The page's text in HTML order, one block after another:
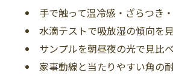
手で触って温冷感・ざらつき
水滴テストで吸放湿の傾向を
サンプルを朝昼夜の光で見比
家事動線と当たりやすい角の